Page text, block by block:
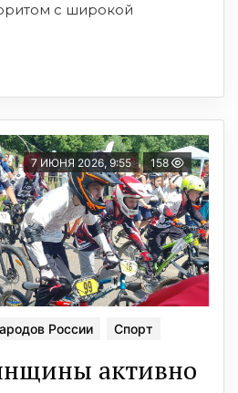
с широкой
7 ИЮНЯ 2026, 9:55 158
России Спорт
активно